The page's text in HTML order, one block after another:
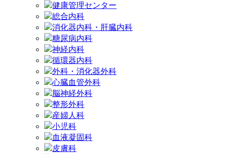
健康管理センター
総合内科
消化器内科・肝臓内科
糖尿病内科
神経内科
循環器内科
外科・消化器外科
心臓血管外科
脳神経外科
整形外科
産婦人科
小児科
血液凝固科
皮膚科